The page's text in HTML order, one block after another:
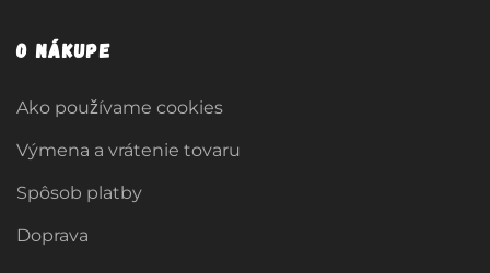
O nákupe
Ako používame cookies
Výmena a vrátenie tovaru
Spôsob platby
Doprava